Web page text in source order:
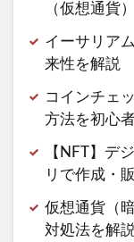
（仮想通貨
イーサリア
来性を解説
コインチェ
方法を初心
【NFT】デ
リで作成・
仮想通貨（
対処法を解説